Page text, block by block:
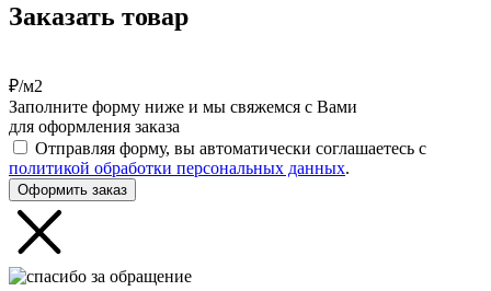
Заказать товар
₽/м2
Заполните форму ниже и мы свяжемся с Вами
для оформления заказа
Отправляя форму, вы автоматически соглашаетесь с
политикой обработки персональных данных.
Оформить заказ